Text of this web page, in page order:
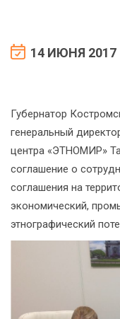
14 ИЮНЯ 2017
Губернатор
генеральный
центра «ЭТНОМИР»
соглашение о
соглашения на
экономический,
этнографический